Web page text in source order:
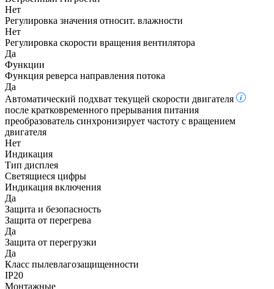
Нет
Регулировка значения относит. влажности
Нет
Регулировка скорости вращения вентилятора
Да
Функции
Функция реверса направления потока
Да
Автоматический подхват текущей скорости двигателя
после кратковременного прерывания питания
преобразователь синхронизирует частоту с вращением
двигателя
Нет
Индикация
Тип дисплея
Светящиеся цифры
Индикация включения
Да
Защита и безопасность
Защита от перегрева
Да
Защита от перегрузки
Да
Класс пылевлагозащищенности
IP20
Монтажные